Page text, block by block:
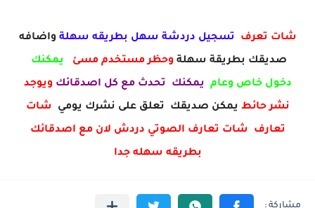
شات تعرف تسجيل دردشة سهل بطريقه سهلة واضافه
صديقك بطريقة سهلة وحظر مستخدم مسئ يمكنك
دخول خاص وعام يمكنك تحدث مع كل اصدقائك ويوجد
نشر حائط يمكن صديقك تعلق على نشرك يومي شات
تعارف شات تعارف الصوتي دردش لان مع اصدقائك
بطريقه سهله جدا